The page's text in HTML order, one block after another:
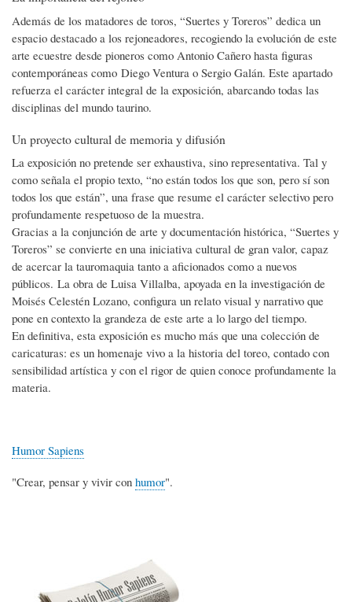
Además de los matadores de toros, “Suertes y Toreros” dedica un
espacio destacado a los rejoneadores, recogiendo la evolución de este
arte ecuestre desde pioneros como Antonio Cañero hasta figuras
contemporáneas como Diego Ventura o Sergio Galán. Este apartado
refuerza el carácter integral de la exposición, abarcando todas las
disciplinas del mundo taurino.
Un proyecto cultural de memoria y difusión
La exposición no pretende ser exhaustiva, sino representativa. Tal y
como señala el propio texto, “no están todos los que son, pero sí son
todos los que están”, una frase que resume el carácter selectivo pero
profundamente respetuoso de la muestra.
Gracias a la conjunción de arte y documentación histórica, “Suertes y
Toreros” se convierte en una iniciativa cultural de gran valor, capaz
de acercar la tauromaquia tanto a aficionados como a nuevos
públicos. La obra de Luisa Villalba, apoyada en la investigación de
Moisés Celestén Lozano, configura un relato visual y narrativo que
pone en contexto la grandeza de este arte a lo largo del tiempo.
En definitiva, esta exposición es mucho más que una colección de
caricaturas: es un homenaje vivo a la historia del toreo, contado con
sensibilidad artística y con el rigor de quien conoce profundamente la
materia.
Humor Sapiens
"Crear, pensar y vivir con humor".